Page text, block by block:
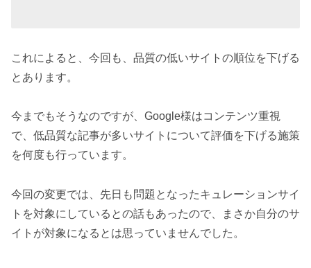
これによると、今回も、品質の低いサイトの順位を下げる
とあります。
今までもそうなのですが、Google様はコンテンツ重視
で、低品質な記事が多いサイトについて評価を下げる施策
を何度も行っています。
今回の変更では、先日も問題となったキュレーションサイ
トを対象にしているとの話もあったので、まさか自分のサ
イトが対象になるとは思っていませんでした。